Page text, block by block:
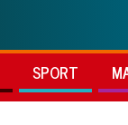
SPORT